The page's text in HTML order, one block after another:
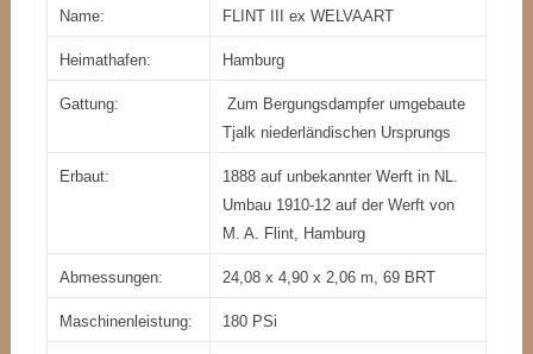
Name: FLINT III ex WELVAART
Heimathafen: Hamburg
Gattung:
Zum Bergungsdampfer umgebaute
Tjalk niederländischen Ursprungs
Erbaut:
1888 auf unbekannter Werft in NL.
Umbau 1910-12 auf der Werft von
M. A. Flint, Hamburg
Abmessungen: 24,08 x 4,90 x 2,06 m, 69 BRT
Maschinenleistung: 180 PSi